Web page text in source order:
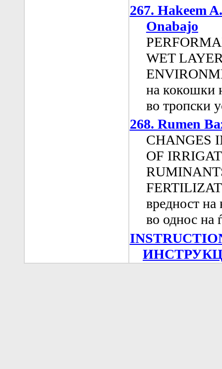
267. Hakeem
Onabajo
WET
на кокошки
во тропски
268. Rumen
CHANGES
OF
вредност на
во однос на